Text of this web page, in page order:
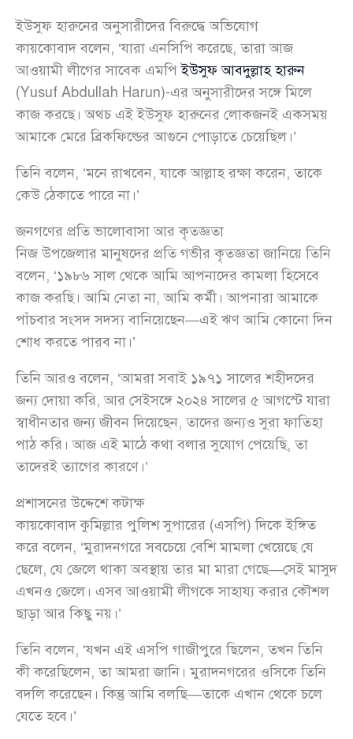
ইউসুফ হারুনের অনুসারীদের বিরুদ্ধে অভিযোগ
কায়কোবাদ বলেন, ‘যারা এনসিপি করেছে, তারা আজ
আওয়ামী লীগের সাবেক এমপিইউসুফ আবদুল্লাহ হারুন
(Yusuf Abdullah Harun)-এর অনুসারীদের সঙ্গে মিলে
কাজ করছে। অথচ এই ইউসুফ হারুনের লোকজনই একসময়
আমাকে মেরে ব্রিকফিল্ডের আগুনে পোড়াতে চেয়েছিল।’
তিনি বলেন, ‘মনে রাখবেন, যাকে আল্লাহ রক্ষা করেন, তাকে
কেউ ঠেকাতে পারে না।’
জনগণের প্রতি ভালোবাসা আর কৃতজ্ঞতা
নিজ উপজেলার মানুষদের প্রতি গভীর কৃতজ্ঞতা জানিয়ে তিনি
বলেন, ‘১৯৮৬ সাল থেকে আমি আপনাদের কামলা হিসেবে
কাজ করছি। আমি নেতা না, আমি কর্মী। আপনারা আমাকে
পাঁচবার সংসদ সদস্য বানিয়েছেন—এই ঋণ আমি কোনো দিন
শোধ করতে পারব না।’
তিনি আরও বলেন, ‘আমরা সবাই ১৯৭১ সালের শহীদদের
জন্য দোয়া করি, আর সেইসঙ্গে ২০২৪ সালের ৫ আগস্টে যারা
স্বাধীনতার জন্য জীবন দিয়েছেন, তাদের জন্যও সুরা ফাতিহা
পাঠ করি। আজ এই মাঠে কথা বলার সুযোগ পেয়েছি, তা
তাদেরই ত্যাগের কারণে।’
প্রশাসনের উদ্দেশে কটাক্ষ
কায়কোবাদ কুমিল্লার পুলিশ সুপারের (এসপি) দিকে ইঙ্গিত
করে বলেন, ‘মুরাদনগরে সবচেয়ে বেশি মামলা খেয়েছে যে
ছেলে, যে জেলে থাকা অবস্থায় তার মা মারা গেছে—সেই মাসুদ
এখনও জেলে। এসব আওয়ামী লীগকে সাহায্য করার কৌশল
ছাড়া আর কিছু নয়।’
তিনি বলেন, ‘যখন এই এসপি গাজীপুরে ছিলেন, তখন তিনি
কী করেছিলেন, তা আমরা জানি। মুরাদনগরের ওসিকে তিনি
বদলি করেছেন। কিন্তু আমি বলছি—তাকে এখান থেকে চলে
যেতে হবে।’